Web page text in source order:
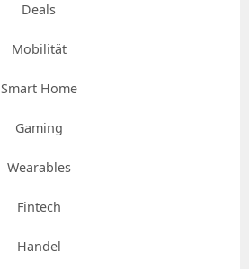
Deals
Mobilität
Smart Home
Gaming
Wearables
Fintech
Handel